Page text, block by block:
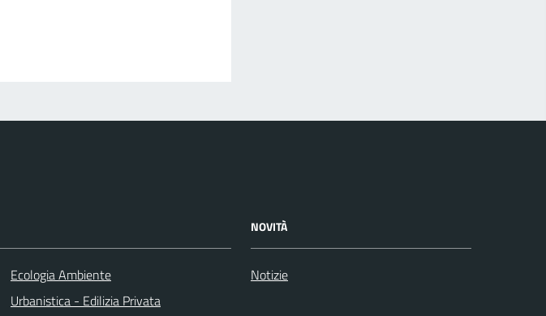
Ecologia Ambiente
Urbanistica - Edilizia Privata
NOVITÀ
Notizie